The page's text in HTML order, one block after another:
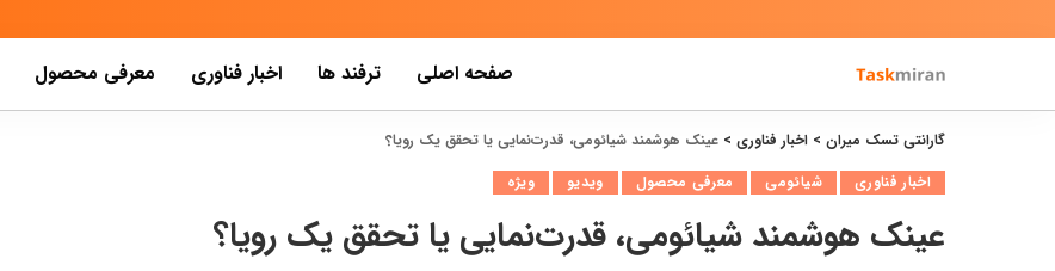
صفحه اصلی ترفند ها اخبار فناوری معرفی محصول
گارانتی تسک میران > اخبار فناوری > عینک هوشمند شیائومی، قدرت‌نمایی یا تحقق یک رویا؟
اخبار فناوری
شیائومی معرفی محصول ویدیو ویژه
عینک هوشمند شیائومی، قدرت‌نمایی یا تحقق یک رویا؟